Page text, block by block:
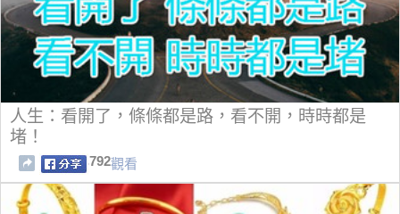
人生：看開了，條條都是路，看不開，時時都是
堵！
792觀看